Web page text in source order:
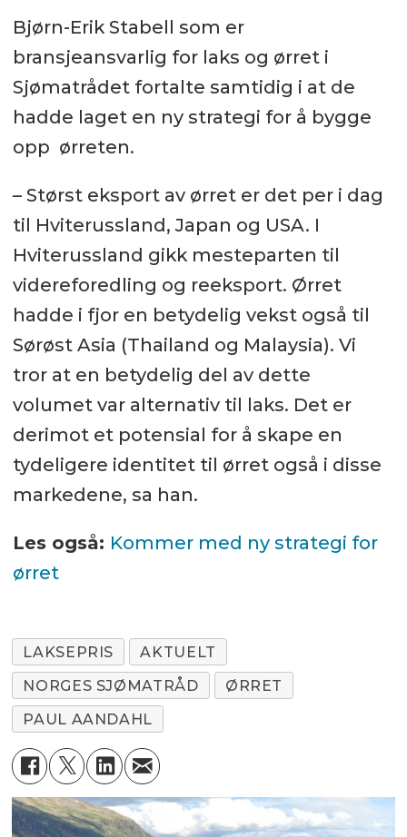
Bjørn-Erik Stabell som er
bransjeansvarlig for laks og ørret i
Sjømatrådet fortalte samtidig i at de
hadde laget en ny strategi for å bygge
opp ørreten.
– Størst eksport av ørret er det per i dag
til Hviterussland, Japan og USA. I
Hviterussland gikk mesteparten til
videreforedling og reeksport. Ørret
hadde i fjor en betydelig vekst også til
Sørøst Asia (Thailand og Malaysia). Vi
tror at en betydelig del av dette
volumet var alternativ til laks. Det er
derimot et potensial for å skape en
tydeligere identitet til ørret også i disse
markedene, sa han.
Les også: Kommer med ny strategi for
ørret
LAKSEPRIS
AKTUELT
NORGES SJØMATRÅD
ØRRET
PAUL AANDAHL